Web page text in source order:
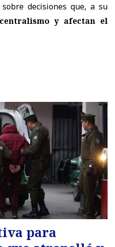
decisiones que, a su
y afectan el
para